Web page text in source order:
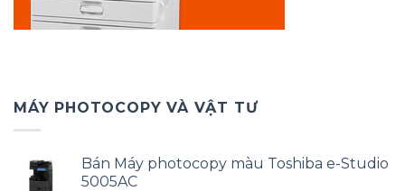
MÁY PHOTOCOPY VÀ VẬT TƯ
Bán Máy photocopy màu Toshiba e-Studio
5005AC